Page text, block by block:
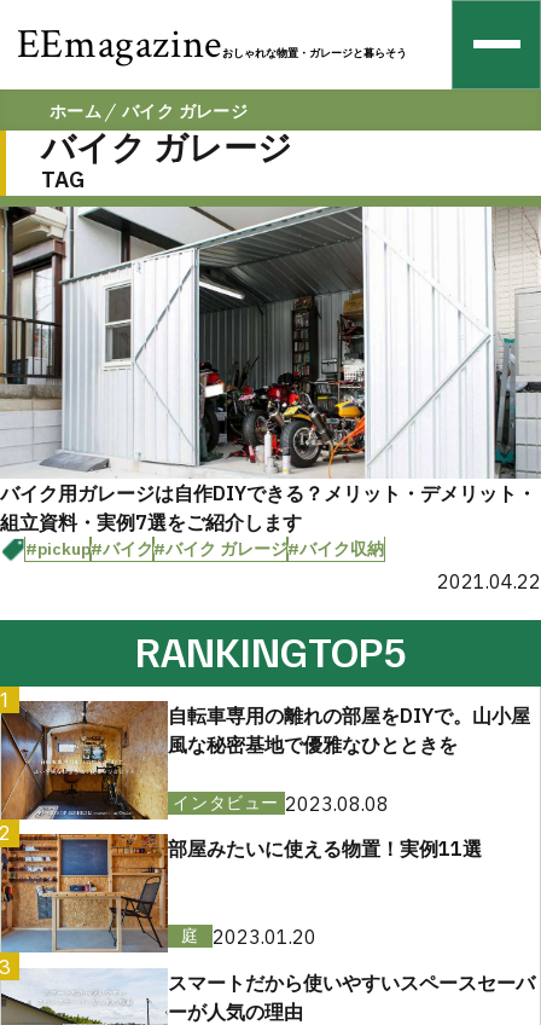
EEmagazineおしゃれな物置・ガレージと暮らそう
ホーム バイク ガレージ
バイク ガレージ
TAG
バイク用ガレージは自作DIYできる？メリット・デメリット・
組立資料・実例7選をご紹介します
#pickup#バイク#バイク ガレージ#バイク収納
2021.04.22
RANKINGTOP5
1
自転車専用の離れの部屋をDIYで。山小屋
風な秘密基地で優雅なひとときを
インタビュー 2023.08.08
2
部屋みたいに使える物置！実例11選
庭
2023.01.20
スマートだから使いやすいスペースセーバ
ーが人気の理由